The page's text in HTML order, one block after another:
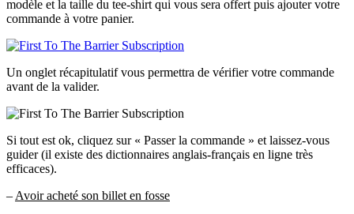
modèle et la taille du tee-shirt qui vous sera offert puis ajouter votre
commande à votre panier.
Un onglet récapitulatif vous permettra de vérifier votre commande
avant de la valider.
Si tout est ok, cliquez sur « Passer la commande » et laissez-vous
guider (il existe des dictionnaires anglais-français en ligne très
efficaces).
– Avoir acheté son billet en fosse